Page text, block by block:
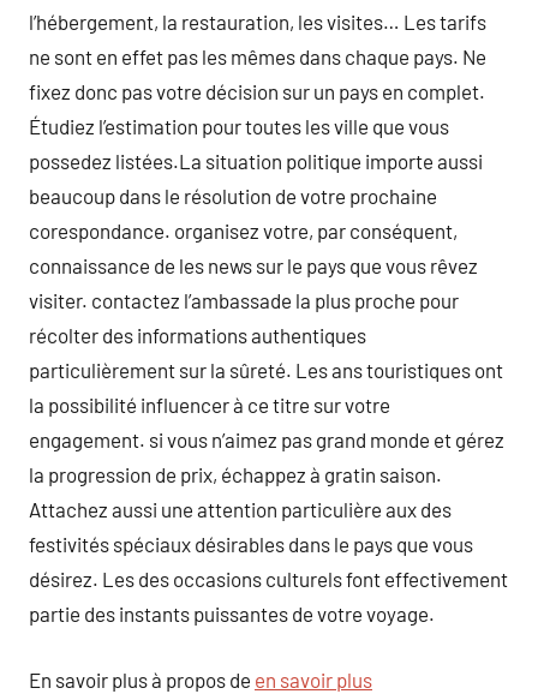
l’hébergement, la restauration, les visites… Les tarifs
ne sont en effet pas les mêmes dans chaque pays. Ne
fixez donc pas votre décision sur un pays en complet.
Étudiez l’estimation pour toutes les ville que vous
possedez listées.La situation politique importe aussi
beaucoup dans le résolution de votre prochaine
corespondance. organisez votre, par conséquent,
connaissance de les news sur le pays que vous rêvez
visiter. contactez l’ambassade la plus proche pour
récolter des informations authentiques
particulièrement sur la sûreté. Les ans touristiques ont
la possibilité influencer à ce titre sur votre
engagement. si vous n’aimez pas grand monde et gérez
la progression de prix, échappez à gratin saison.
Attachez aussi une attention particulière aux des
festivités spéciaux désirables dans le pays que vous
désirez. Les des occasions culturels font effectivement
partie des instants puissantes de votre voyage.
En savoir plus à propos de en savoir plus